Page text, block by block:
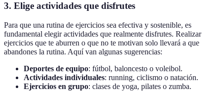
3. Elige actividades que disfrutes
Para que una rutina de ejercicios sea efectiva y sostenible, es
fundamental elegir actividades que realmente disfrutes. Realizar
ejercicios que te aburren o que no te motivan solo llevará a que
abandones la rutina. Aquí van algunas sugerencias:
Deportes de equipo: fútbol, baloncesto o voleibol.
Actividades individuales: running, ciclismo o natación.
Ejercicios en grupo: clases de yoga, pilates o zumba.